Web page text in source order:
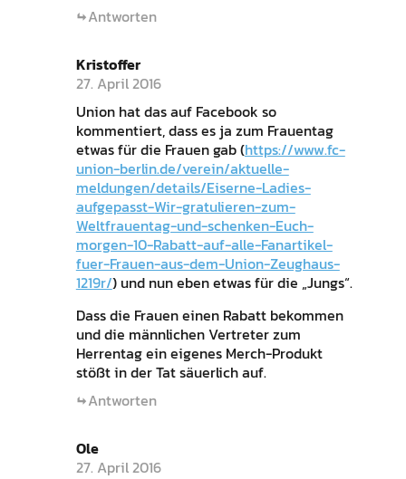
Antworten
Kristoffer
27. April 2016
Union hat das auf Facebook so
kommentiert, dass es ja zum Frauentag
etwas für die Frauen gab (https://www.fc-
union-berlin.de/verein/aktuelle-
meldungen/details/Eiserne-Ladies-
aufgepasst-Wir-gratulieren-zum-
Weltfrauentag-und-schenken-Euch-
morgen-10-Rabatt-auf-alle-Fanartikel-
fuer-Frauen-aus-dem-Union-Zeughaus-
1219r/) und nun eben etwas für die „Jungs“.
Dass die Frauen einen Rabatt bekommen
und die männlichen Vertreter zum
Herrentag ein eigenes Merch-Produkt
stößt in der Tat säuerlich auf.
Antworten
Ole
27. April 2016